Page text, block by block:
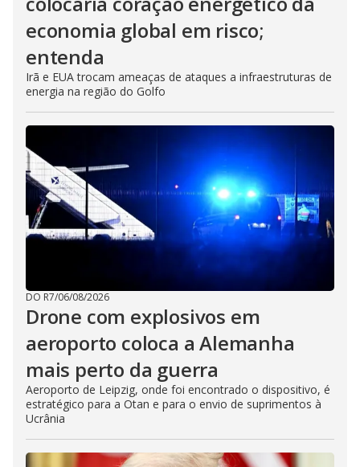
economia global em risco;
entenda
Irã e EUA trocam ameaças de ataques a infraestruturas de
energia na região do Golfo
DO R7/06/08/2026
Drone com explosivos em
aeroporto coloca a Alemanha
mais perto da guerra
Aeroporto de Leipzig, onde foi encontrado o dispositivo, é
estratégico para a Otan e para o envio de suprimentos à
Ucrânia